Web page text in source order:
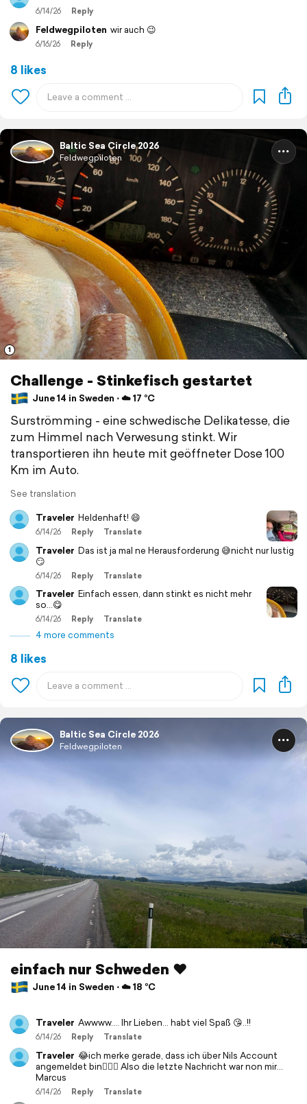
6/14/26 Reply
Feldwegpiloten wir auch 😉
6/16/26 Reply
8 likes
Baltic Sea Circle 2026
Feldwegpiloten
1
Challenge - Stinkefisch gestartet
June 14 in Sweden ⋅ ☁️ 17 °C
Surströmming - eine schwedische Delikatesse, die
zum Himmel nach Verwesung stinkt. Wir
transportieren ihn heute mit geöffneter Dose 100
Km im Auto.
See translation
Traveler Heldenhaft! 😄
6/14/26 Reply Translate
Traveler Das ist ja mal ne Herausforderung 😅nicht nur lustig
😏
6/14/26 Reply Translate
Traveler Einfach essen, dann stinkt es nicht mehr
so…😋
6/14/26 Reply Translate
4 more comments
8 likes
Baltic Sea Circle 2026
Feldwegpiloten
einfach nur Schweden ♥️
June 14 in Sweden ⋅ ☁️ 18 °C
Traveler Awwww…. Ihr Lieben… habt viel Spaß 😘..!!
6/14/26 Reply Translate
Traveler 😂ich merke gerade, dass ich über Nils Account
angemeldet bin🤷🏻‍♂️ Also die letzte Nachricht war non mir…
Marcus
6/14/26 Reply Translate